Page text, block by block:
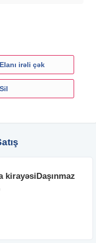
Elanı irəli çək
Sil
kirayəsiDaşınmaz